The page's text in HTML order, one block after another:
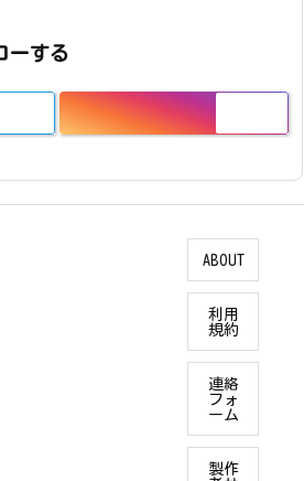
ーする
ABOUT
利用
規約
連絡
フォ
ーム
製作